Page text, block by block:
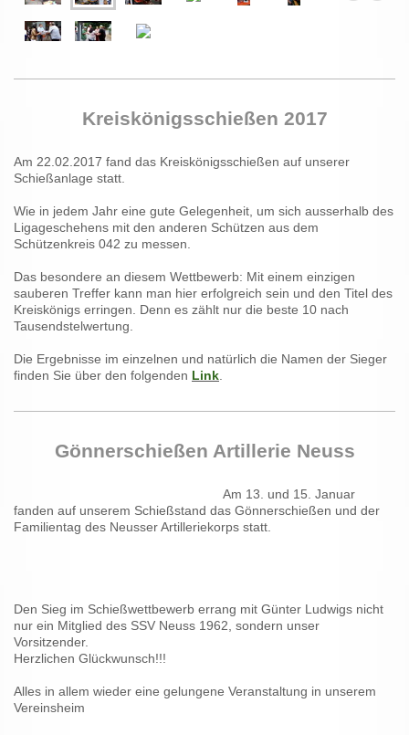
Kreiskönigsschießen 2017
Am 22.02.2017 fand das Kreiskönigsschießen auf unserer
Schießanlage statt.
Wie in jedem Jahr eine gute Gelegenheit, um sich ausserhalb des
Ligageschehens mit den anderen Schützen aus dem
Schützenkreis 042 zu messen.
Das besondere an diesem Wettbewerb: Mit einem einzigen
sauberen Treffer kann man hier erfolgreich sein und den Titel des
Kreiskönigs erringen. Denn es zählt nur die beste 10 nach
Tausendstelwertung.
Die Ergebnisse im einzelnen und natürlich die Namen der Sieger
finden Sie über den folgenden Link.
Gönnerschießen Artillerie Neuss
Am 13. und 15. Januar
fanden auf unserem Schießstand das Gönnerschießen und der
Familientag des Neusser Artilleriekorps statt.
Den Sieg im Schießwettbewerb errang mit Günter Ludwigs nicht
nur ein Mitglied des SSV Neuss 1962, sondern unser
Vorsitzender.
Herzlichen Glückwunsch!!!
Alles in allem wieder eine gelungene Veranstaltung in unserem
Vereinsheim